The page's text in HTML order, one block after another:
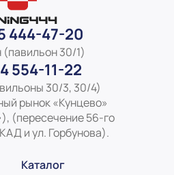
444-47-20
(павильон 30/1)
554-11-22
30/3, 30/4)
рынок «Кунцево»
(пересечение 56-го
и ул. Горбунова).
Каталог